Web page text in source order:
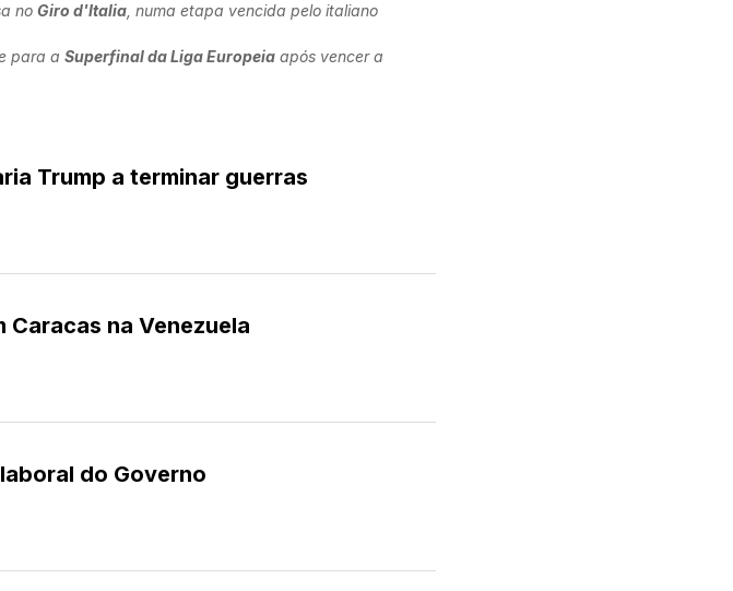
no Giro d'Italia , numa etapa vencida pelo italiano
para a Superfinal da Liga Europeia após vencer a
Trump a terminar guerras
Caracas na Venezuela
do Governo